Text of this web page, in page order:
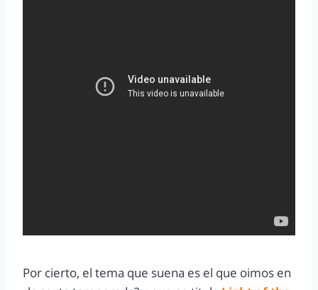
Por cierto, el tema que suena es el que oimos en